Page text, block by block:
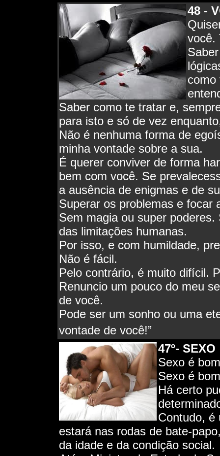
48 -
você.
como
Saber como te tratar e,
para isto e só de vez
Não é nenhuma forma de
minha vontade sobre a sua.
É querer conviver de forma
bem com você. Se
a ausência de enigmas e de
Superar os problemas e focar
Sem magia ou super
das limitações humanas.
Por isso, e com humildade,
Não é fácil.
Pelo contrário, é muito difícil.
Renuncio um pouco do meu
de você.
Pode ser um sonho ou uma
vontade de você!”
47º- SEXO
Sexo é
Sexo é
Há certo
Contudo, é
estará nas rodas de bate-
da idade e da condição social.